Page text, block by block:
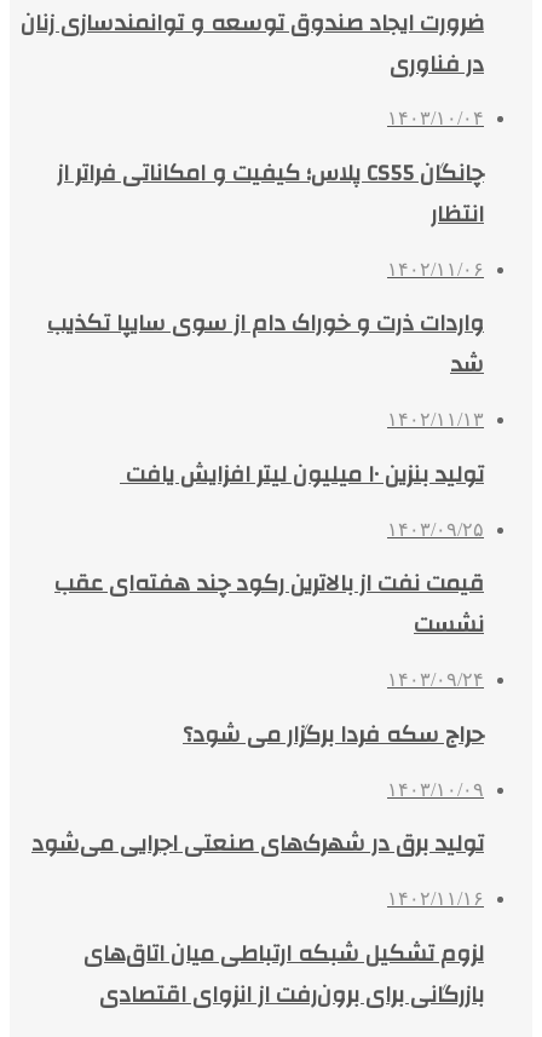
ضرورت ایجاد صندوق توسعه و توانمندسازی زنان
در فناوری
۱۴۰۳/۱۰/۰۴
چانگان CS55 پلاس؛ کیفیت و امکاناتی فراتر از
انتظار
۱۴۰۲/۱۱/۰۶
واردات ذرت و خوراک دام از سوی سایپا تکذیب
شد
۱۴۰۲/۱۱/۱۳
تولید بنزین ۱۰ میلیون لیتر افزایش یافت
۱۴۰۳/۰۹/۲۵
قیمت نفت از بالاترین رکود چند هفته‌ای عقب
نشست
۱۴۰۳/۰۹/۲۴
حراج سکه فردا برگزار می شود؟
۱۴۰۳/۱۰/۰۹
تولید برق در شهرک‌های صنعتی اجرایی می‌شود
۱۴۰۲/۱۱/۱۶
لزوم تشکیل شبکه ارتباطی میان اتاق‌های
بازرگانی برای برون‌رفت از انزوای اقتصادی